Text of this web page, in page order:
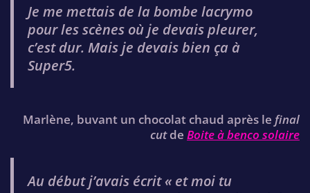
Je me mettais de la bombe lacrymo
pour les scènes où je devais pleurer,
c’est dur. Mais je devais bien ça à
Super5.
Marlène, buvant un chocolat chaud après le final
cutde Boite à benco solaire
Au début j’avais écrit « et moi tu